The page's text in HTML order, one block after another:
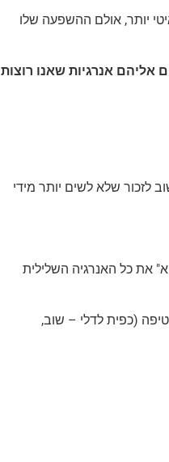
יותר, אולם ההשפעה שלו
אנרגיות שאנו רוצות
רוזמרין – חשוב לזכור שלא לשים יותר מידי
את כל האנרגיה השלילית
(כפית לדלי – שוב,